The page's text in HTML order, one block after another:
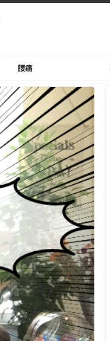
腰痛